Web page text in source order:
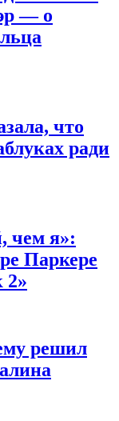
— о
что
ради
чем я»:
Паркере
2»
решил